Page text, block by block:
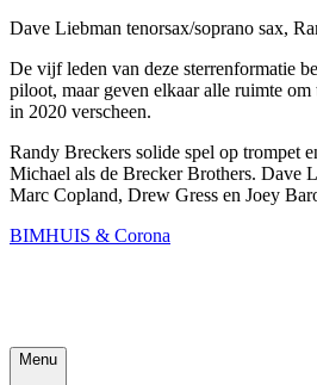
Dave Liebman tenorsax/soprano sax,
De vijf leden van deze sterrenformatie
piloot, maar geven elkaar alle ruimte
in 2020 verscheen.
Randy Breckers solide spel op trompet
Michael als de Brecker Brothers. Dave
Marc Copland, Drew Gress en Joey
BIMHUIS & Corona
Menu